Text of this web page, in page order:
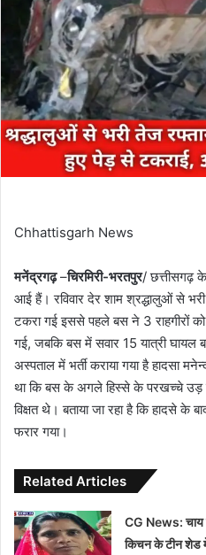
Chhattisgarh News
मनेंद्रगढ़–चिरमिरी-भरतपुर/ छत्तीसगढ़
आई हैं। रविवार देर शाम श्रद्धालुओं से
टकरा गई इससे पहले बस ने 3 राहगीरों को
गई, जबकि बस में सवार 15 यात्री घायल
अस्पताल में भर्ती कराया गया है हादसा
था कि बस के अगले हिस्से के परखच्चे उड़
विक्षत थे। बताया जा रहा है कि हादसे के
फरार गया।
Related Articles
CG News: चाय
किचन के टीन शेड